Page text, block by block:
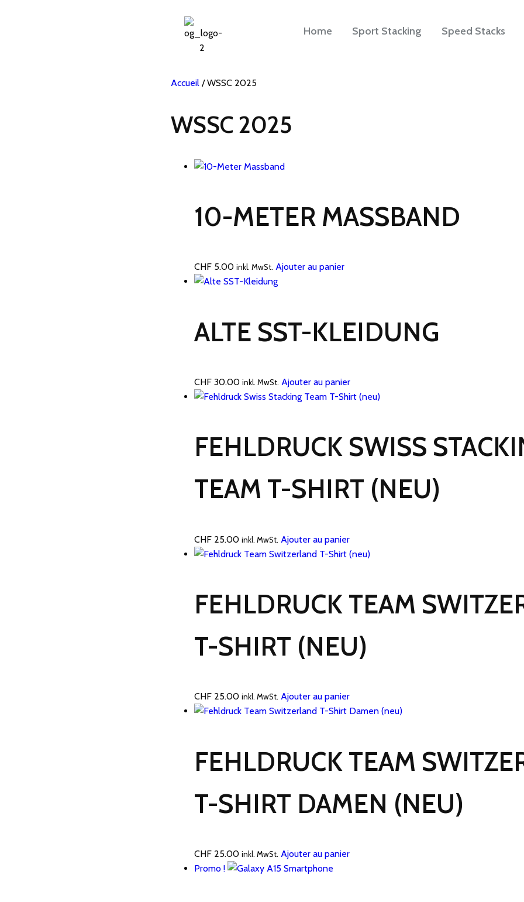
Home Sport Stacking Speed Stacks
Accueil/ WSSC 2025
WSSC 2025
10-METER MASSBAND
CHF5.00 inkl. MwSt. Ajouter au panier
ALTE SST-KLEIDUNG
CHF30.00 inkl. MwSt. Ajouter au panier
FEHLDRUCK SWISS
TEAM T-SHIRT (NEU)
CHF25.00 inkl. MwSt. Ajouter au panier
FEHLDRUCK TEAM
T-SHIRT (NEU)
CHF25.00 inkl. MwSt. Ajouter au panier
FEHLDRUCK TEAM
T-SHIRT DAMEN (NEU)
CHF25.00 inkl. MwSt. Ajouter au panier
Promo !